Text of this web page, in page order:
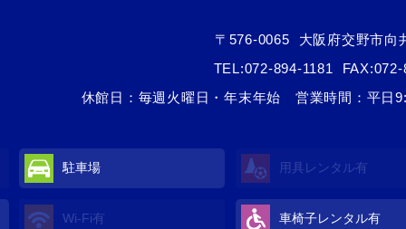
〒576-0065
大阪府交野市向
TEL:072-894-1181
休館日：毎週火曜日・年末年始 営業時間：平日
駐車場 用具レンタル有
Wi-Fi有 車椅子レンタル有